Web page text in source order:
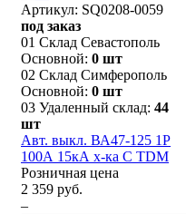
Артикул: SQ0208-0059
под заказ
01 Склад Севастополь
Основной: 0 шт
02 Склад Симферополь
Основной: 0 шт
03 Удаленный склад: 44
шт
Авт. выкл. ВА47-125 1Р
100А 15кА х-ка С TDM
Розничная цена
2 359 руб.
–